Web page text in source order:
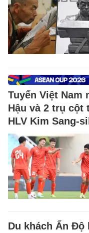
Tuyển Việt Nam
Hậu và 2 trụ cột
HLV Kim Sang-
Du khách Ấn